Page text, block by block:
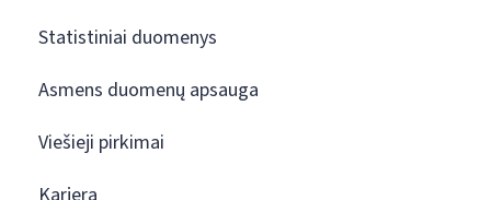
Statistiniai duomenys
Asmens duomenų apsauga
Viešieji pirkimai